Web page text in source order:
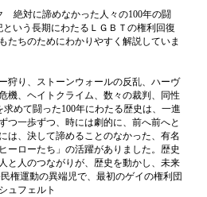
絶対に諦めなかった人々の100年の闘
いう長期にわたるＬＧＢＴの権利回復
たちのためにわかりやすく解説していま
狩り、ストーンウォールの反乱、ハーヴ
機、ヘイトクライム、数々の裁判、同性
めて闘った100年にわたる歴史は、一進
つ一歩ずつ、時には劇的に、前へ前へと
は、決して諦めることのなかった、有名
ーローたち」の活躍がありました。歴史
と人のつながりが、歴史を動かし、未来
権運動の異端児で、最初のゲイの権利団
ュフェルト